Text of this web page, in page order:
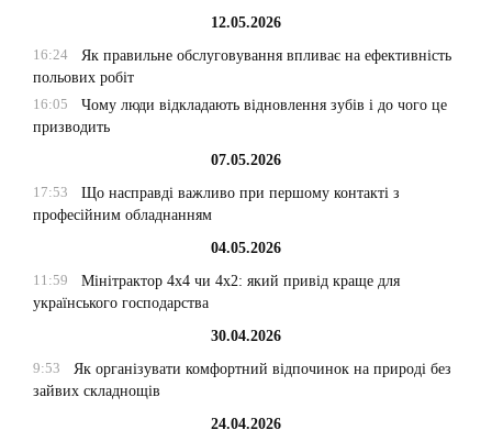
12.05.2026
16:24
Як правильне обслуговування впливає на ефективність
польових робіт
16:05
Чому люди відкладають відновлення зубів і до чого це
призводить
07.05.2026
17:53
Що насправді важливо при першому контакті з
професійним обладнанням
04.05.2026
11:59
Мінітрактор 4х4 чи 4х2: який привід краще для
українського господарства
30.04.2026
9:53
Як організувати комфортний відпочинок на природі без
зайвих складнощів
24.04.2026